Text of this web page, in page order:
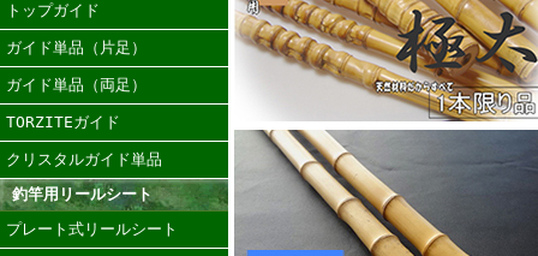
トップガイド
ガイド単品（片足）
ガイド単品（両足）
TORZITEガイド
クリスタルガイド単品
釣竿用リールシート
プレート式リールシート